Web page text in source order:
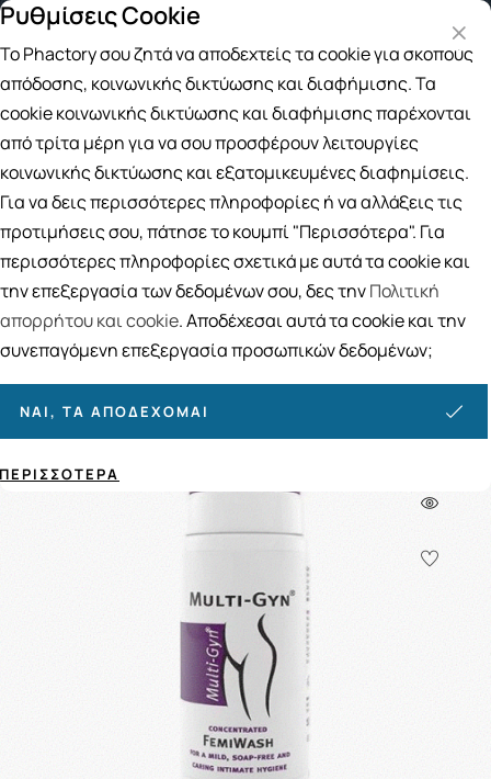
Δωρεάν μεταφορικά για αγορές άνω των
Αναζήτηση
Αρχική / Εταιρίες / Bioclin
Bioclin
Ταξινόμηση Προβολή
2 ΠΡΟΪΌΝΤΑ
Ρυθμίσεις Cookie
Το Phactory σου ζητά να αποδεχτείς τα cookie για σκοπούς
απόδοσης, κοινωνικής δικτύωσης και διαφήμισης. Τα
cookie κοινωνικής δικτύωσης και διαφήμισης παρέχονται
από τρίτα μέρη για να σου προσφέρουν λειτουργίες
κοινωνικής δικτύωσης και εξατομικευμένες διαφημίσεις.
Για να δεις περισσότερες πληροφορίες ή να αλλάξεις τις
προτιμήσεις σου, πάτησε το κουμπί "Περισσότερα". Για
περισσότερες πληροφορίες σχετικά με αυτά τα cookie και
την επεξεργασία των δεδομένων σου, δες τηνΠολιτική
απορρήτου και cookie. Αποδέχεσαι αυτά τα cookie και την
συνεπαγόμενη επεξεργασία προσωπικών δεδομένων;
ΝΑΙ, ΤΑ ΑΠΟΔΈΧΟΜΑΙ
ΠΕΡΙΣΣΌΤΕΡΑ